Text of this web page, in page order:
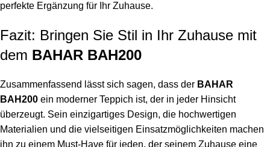
perfekte Ergänzung für Ihr Zuhause.
Fazit: Bringen Sie Stil in Ihr Zuhause mit
dem BAHAR BAH200
Zusammenfassend lässt sich sagen, dass der BAHAR
BAH200 ein moderner Teppich ist, der in jeder Hinsicht
überzeugt. Sein einzigartiges Design, die hochwertigen
Materialien und die vielseitigen Einsatzmöglichkeiten machen
ihn zu einem Must-Have für jeden, der seinem Zuhause eine